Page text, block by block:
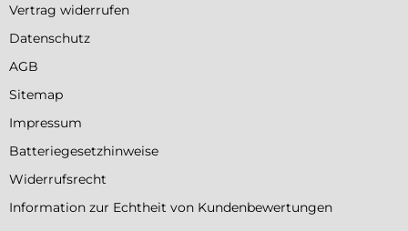
Vertrag widerrufen
Datenschutz
AGB
Sitemap
Impressum
Batteriegesetzhinweise
Widerrufsrecht
Information zur Echtheit von Kundenbewertungen